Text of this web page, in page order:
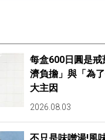
每盒600日圓是
濟負擔」與「為
大主因
2026.08.03